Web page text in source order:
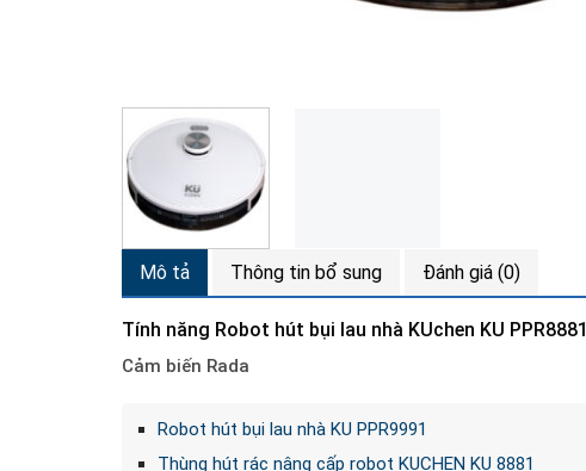
Mô tả Thông tin bổ sung Đánh giá (0)
Tính năng Robot hút bụi lau nhà KUchen KU PPR8881
Cảm biến Rada
Robot hút bụi lau nhà KU PPR9991
Thùng hút rác nâng cấp robot KUCHEN KU 8881